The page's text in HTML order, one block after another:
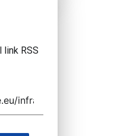
link RSS